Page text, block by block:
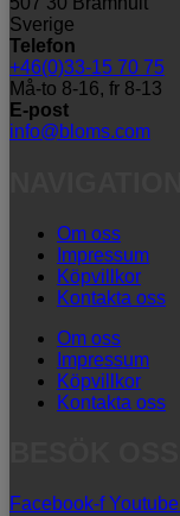
Sverige
Telefon
+46(0)33-15 70 75
Må-to 8-16, fr 8-13
E-post
info@bloms.com
Om oss
Impressum
Köpvillkor
Kontakta oss
Om oss
Impressum
Köpvillkor
Kontakta oss
Facebook-f Youtube